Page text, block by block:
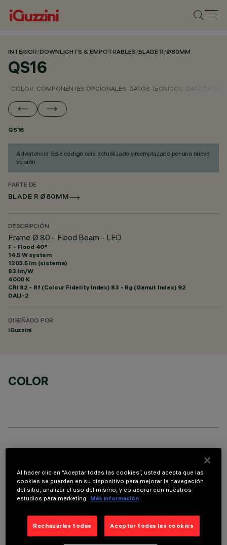
INTERIOR/DOWNLIGHTS & EMPOTRABLES/BLADE R/Ø80MM
QS16
COLOR COMPONENTES OPCIONALES DATOS TÉCNICOS DATOS
QS16
Advertencia: Este código será actualizado y reemplazado por una nueva
versión.
PARTE DE
BLADE R Ø80MM
DESCRIPCIÓN
Frame Ø 80 - Flood Beam - LED
F - Flood 40°
14.5 W system
1203.5 lm (sistema)
83 lm/W
4000 K
CRI 82 - Rf (Colour Fidelity Index) 83 - Rg (Gamut Index) 92
DALI-2
DISEÑADO POR
iGuzzini
COLOR
DATOS TÉCNICOS
Al hacer clic en “Aceptar todas las cookies”, usted acepta que las
cookies se guarden en su dispositivo para mejorar la navegación
del sitio, analizar el uso del mismo, y colaborar con nuestros
estudios para marketing.
Más información
Rechazarlas todas Aceptar todas las cookies